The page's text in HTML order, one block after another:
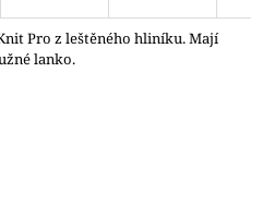
Pro z leštěného hliníku. Mají
lanko.